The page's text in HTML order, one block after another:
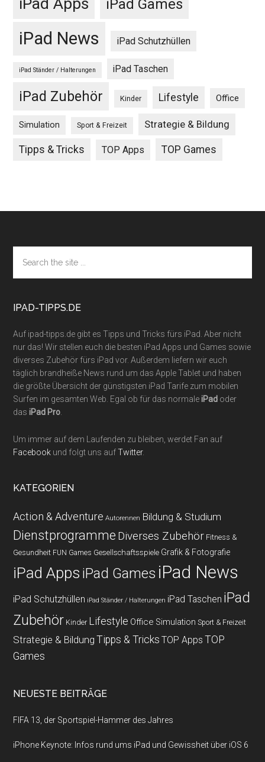
iPad Apps iPad Games
iPad News iPad Schutzhüllen
iPad Ständer / Halterungen iPad Taschen
iPad Zubehör Kinder Lifestyle Office
Simulation Sport & Freizeit Strategie & Bildung
Tipps & Tricks TOP Apps TOP Games
Footer
the
site
IPAD-TIPPS.DE
Auf ipad-tipps.de gibt es Tipps und Tricks fürs iPad. Aber nicht
nur das! Wir stellen euch die besten iPad Apps und Games sowie
diverses Zubehör fürs iPad vor. Außerdem liefern wir euch
täglich brandheiße News rund um das Apple Tablet und haben
die größte Übersicht der günstigsten iPad Tarife zum mobilen
Surfen im gesamten Web. Egal ob für das normaleiPad oder
dasiPad Pro
Um immer auf dem Laufenden zu bleiben, werdet Fan auf
Facebook und folgt uns aufTwitter.
KATEGORIEN
Action & Adventure Autorennen Bildung & Studium
Dienstprogramme Diverses Zubehör Fitness &
Gesundheit FUN Games Gesellschaftsspiele Grafik & Fotografie
iPad Apps iPad Games iPad News
iPad Schutzhüllen iPad Ständer / Halterungen iPad Taschen iPad
Zubehör Kinder Lifestyle Office Simulation Sport & Freizeit
Strategie & Bildung Tipps & Tricks TOP Apps TOP
Games
NEUESTE BEITRÄGE
FIFA 13, der Sportspiel-Hammer des Jahres
iPhone Keynote: Infos rund ums iPad und Gewissheit über iOS 6